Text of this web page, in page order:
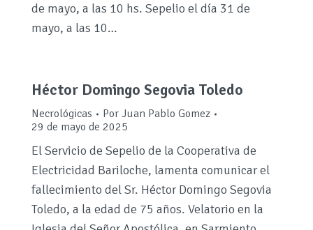
de mayo, a las 10 hs. Sepelio el día 31 de
mayo, a las 10…
Héctor Domingo Segovia Toledo
Necrológicas Por Juan Pablo Gomez
29 de mayo de 2025
El Servicio de Sepelio de la Cooperativa de
Electricidad Bariloche, lamenta comunicar el
fallecimiento del Sr. Héctor Domingo Segovia
Toledo, a la edad de 75 años. Velatorio en la